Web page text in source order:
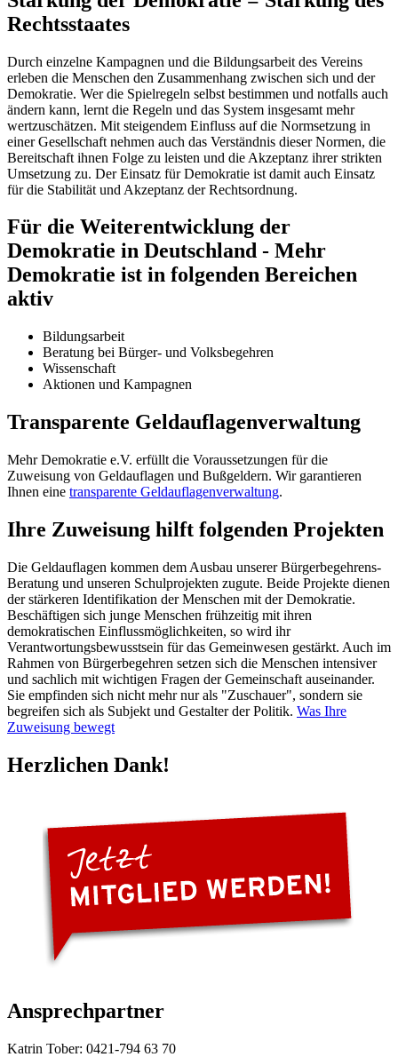
Rechtsstaates
Durch einzelne Kampagnen und die Bildungsarbeit des Vereins
erleben die Menschen den Zusammenhang zwischen sich und der
Demokratie. Wer die Spielregeln selbst bestimmen und notfalls auch
ändern kann, lernt die Regeln und das System insgesamt mehr
wertzuschätzen. Mit steigendem Einfluss auf die Normsetzung in
einer Gesellschaft nehmen auch das Verständnis dieser Normen, die
Bereitschaft ihnen Folge zu leisten und die Akzeptanz ihrer strikten
Umsetzung zu. Der Einsatz für Demokratie ist damit auch Einsatz
für die Stabilität und Akzeptanz der Rechtsordnung.
Für die Weiterentwicklung der
Demokratie in Deutschland - Mehr
Demokratie ist in folgenden Bereichen
aktiv
Bildungsarbeit
Beratung bei Bürger- und Volksbegehren
Wissenschaft
Aktionen und Kampagnen
Transparente Geldauflagenverwaltung
Mehr Demokratie e.V. erfüllt die Voraussetzungen für die
Zuweisung von Geldauflagen und Bußgeldern. Wir garantieren
Ihnen eine transparente Geldauflagenverwaltung.
Ihre Zuweisung hilft folgenden Projekten
Die Geldauflagen kommen dem Ausbau unserer Bürgerbegehrens-
Beratung und unseren Schulprojekten zugute. Beide Projekte dienen
der stärkeren Identifikation der Menschen mit der Demokratie.
Beschäftigen sich junge Menschen frühzeitig mit ihren
demokratischen Einflussmöglichkeiten, so wird ihr
Verantwortungsbewusstsein für das Gemeinwesen gestärkt. Auch im
Rahmen von Bürgerbegehren setzen sich die Menschen intensiver
und sachlich mit wichtigen Fragen der Gemeinschaft auseinander.
Sie empfinden sich nicht mehr nur als "Zuschauer", sondern sie
begreifen sich als Subjekt und Gestalter der Politik. Was Ihre
Zuweisung bewegt
Herzlichen Dank!
Ansprechpartner
Katrin Tober: 0421-794 63 70